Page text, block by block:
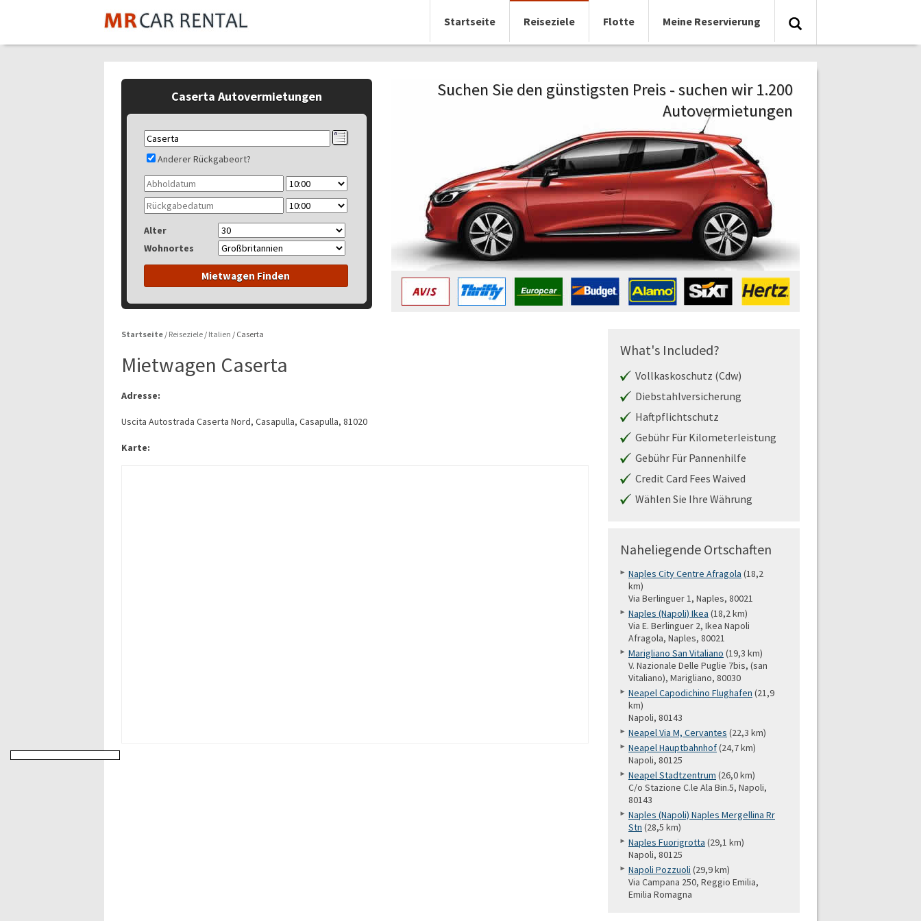
Startseite Reiseziele Flotte Meine Reservierung
Caserta Autovermietungen
Anderer Rückgabeort?
Alter
Wohnortes
Mietwagen Finden
Suchen Sie den günstigsten Preis - suchen wir 1.200
Autovermietungen
Startseite / Reiseziele / Italien / Caserta
Mietwagen Caserta
Adresse:
Uscita Autostrada Caserta Nord, Casapulla, Casapulla, 81020
Karte:
What's Included?
Vollkaskoschutz (Cdw)
Diebstahlversicherung
Haftpflichtschutz
Gebühr Für Kilometerleistung
Gebühr Für Pannenhilfe
Credit Card Fees Waived
Wählen Sie Ihre Währung
Naheliegende Ortschaften
Naples City Centre Afragola (18,2
km)
Via Berlinguer 1, Naples, 80021
Naples (Napoli) Ikea (18,2 km)
Via E. Berlinguer 2, Ikea Napoli
Afragola, Naples, 80021
Marigliano San Vitaliano (19,3 km)
V. Nazionale Delle Puglie 7bis, (san
Vitaliano), Marigliano, 80030
Neapel Capodichino Flughafen (21,9
km)
Napoli, 80143
Neapel Via M, Cervantes (22,3 km)
Neapel Hauptbahnhof(24,7 km)
Napoli, 80125
Neapel Stadtzentrum (26,0 km)
C/o Stazione C.le Ala Bin.5, Napoli,
80143
Naples (Napoli) Naples Mergellina Rr
Stn (28,5 km)
Naples Fuorigrotta (29,1 km)
Napoli, 80125
Napoli Pozzuoli (29,9 km)
Via Campana 250, Reggio Emilia,
Emilia Romagna